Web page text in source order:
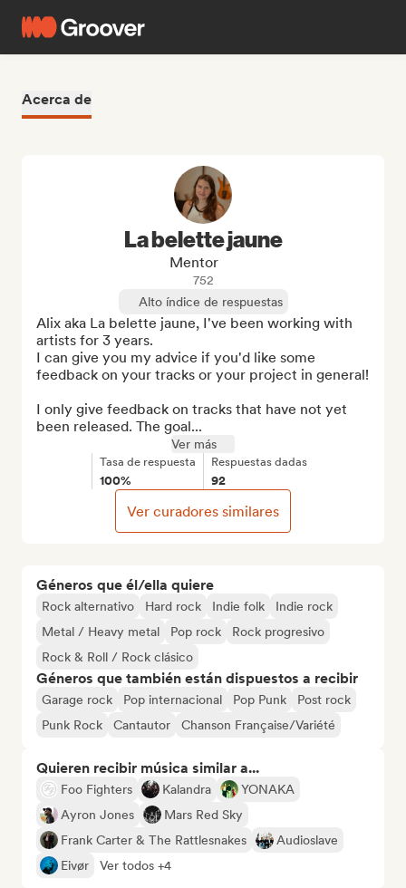
Acerca de
Géneros que él/ella quiere
Rock alternativo Hard rock Indie folk
Indie rock
Metal / Heavy metal
Pop rock
Rock progresivo
Rock & Roll / Rock clásico
Géneros que también están dispuestos a recibir
Garage rock Pop internacional Pop Punk
Post rock
Punk Rock
Cantautor Chanson Française/Variété
Quieren recibir música similar a...
Foo Fighters Kalandra
YONAKA
Ayron Jones
Mars Red Sky
Frank Carter & The Rattlesnakes
Audioslave
Eivør
Ver todos +4
La belette jaune
Mentor
752
Alto índice de respuestas
Alix aka La belette jaune, I've been working with
artists for 3 years.
I can give you my advice if you'd like some
feedback on your tracks or your project in general!
I only give feedback on tracks that have not yet
been released. The goal...
Ver más
Tasa de respuesta
100%
Respuestas dadas
92
Ver curadores similares